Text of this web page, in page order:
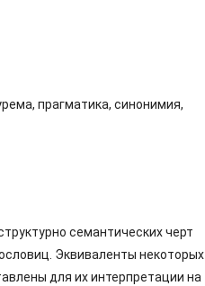
прагматика, синонимия,
семантических черт
Эквиваленты некоторых
для их интерпретации на